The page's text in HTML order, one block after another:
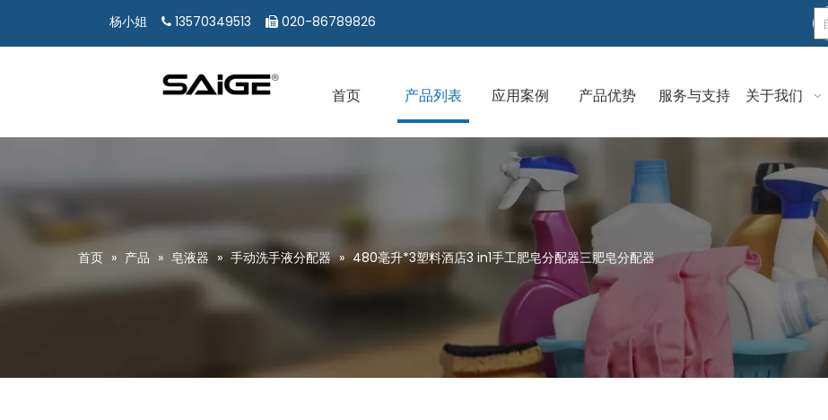
杨小姐  13570349513  020-86789826
首页 产品列表 应用案例 产品优势 服务与支持 关于我们
首页 » 产品 » 皂液器 » 手动洗手液分配器 » 480毫升*3塑料酒店3 in1手工肥皂分配器三肥皂分配器